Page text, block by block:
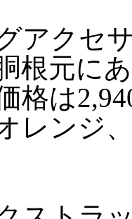
アクセ
根元に
格は
レンジ